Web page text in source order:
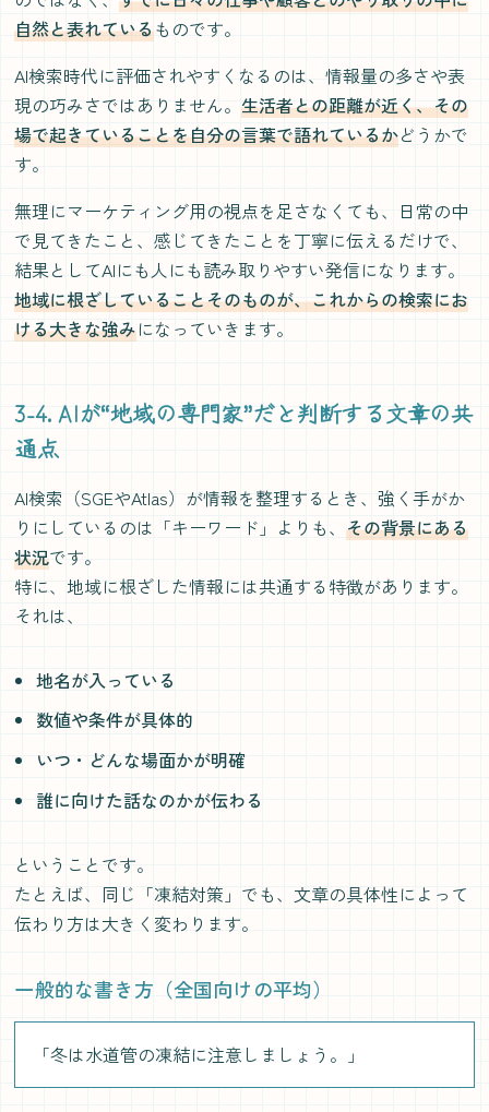
自然と表れているものです。
AI検索時代に評価されやすくなるのは、情報量の多さや表
現の巧みさではありません。生活者との距離が近く、その
場で起きていることを自分の言葉で語れているかどうかで
す。
無理にマーケティング用の視点を足さなくても、日常の中
で見てきたこと、感じてきたことを丁寧に伝えるだけで、
結果としてAIにも人にも読み取りやすい発信になります。
地域に根ざしていることそのものが、これからの検索にお
ける大きな強みになっていきます。
3-4. AIが“地域の専門家”だと判断する文章の共
通点
AI検索（SGEやAtlas）が情報を整理するとき、強く手がか
りにしているのは「キーワード」よりも、その背景にある
状況です。
特に、地域に根ざした情報には共通する特徴があります。
それは、
地名が入っている
数値や条件が具体的
いつ・どんな場面かが明確
誰に向けた話なのかが伝わる
ということです。
たとえば、同じ「凍結対策」でも、文章の具体性によって
伝わり方は大きく変わります。
一般的な書き方（全国向けの平均）
「冬は水道管の凍結に注意しましょう。」